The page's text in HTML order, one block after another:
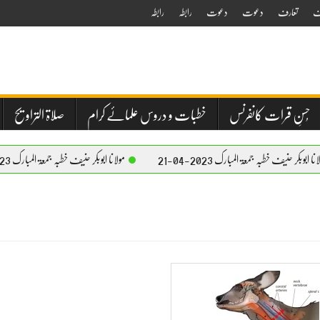
تعارف دعوت دعوت رابطہ رابطہ
حُسنِ قرات کانفرنس خطبات و دروس علمائے کرام صلاۃ التراویح
حنیف خطبہ جمعۃ المبارک 2023-04-21 مولانا ابوبکر حنیف خطبہ جمعۃ المبارک 2023-04-21